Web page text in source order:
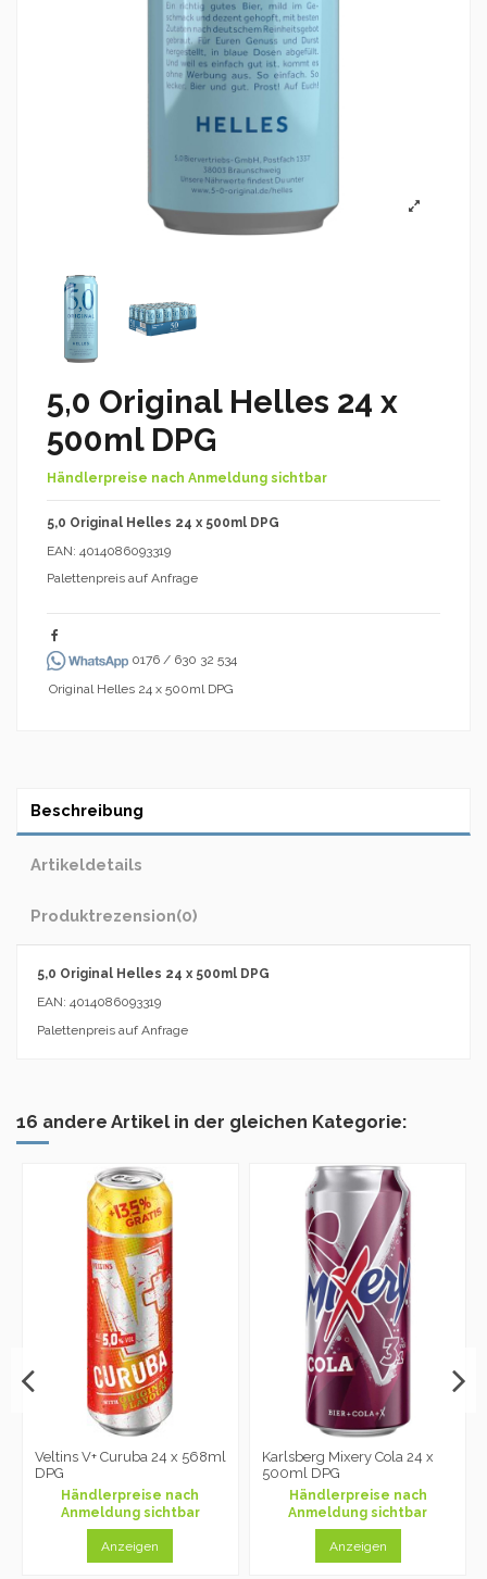
5,0 Original Helles 24 x
500ml DPG
Händlerpreise nach Anmeldung sichtbar
5,0 Original Helles 24 x 500ml DPG
EAN: 4014086093319
Palettenpreis auf Anfrage
0176 / 630 32 534
Original Helles 24 x 500ml DPG
Beschreibung
Artikeldetails
Produktrezension(0)
5,0 Original Helles 24 x 500ml DPG
EAN: 4014086093319
Palettenpreis auf Anfrage
16 andere Artikel in der gleichen Kategorie:
Veltins V+ Curuba 24 x 568ml
DPG
Händlerpreise nach
Anmeldung sichtbar
Anzeigen
Karlsberg Mixery Cola 24 x
500ml DPG
Händlerpreise nach
Anmeldung sichtbar
Anzeigen